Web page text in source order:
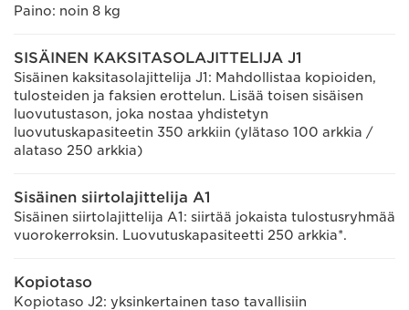
Paino: noin 8 kg
SISÄINEN KAKSITASOLAJITTELIJA J1
Sisäinen kaksitasolajittelija J1: Mahdollistaa kopioiden,
tulosteiden ja faksien erottelun. Lisää toisen sisäisen
luovutustason, joka nostaa yhdistetyn
luovutuskapasiteetin 350 arkkiin (ylätaso 100 arkkia /
alataso 250 arkkia)
Sisäinen siirtolajittelija A1
Sisäinen siirtolajittelija A1: siirtää jokaista tulostusryhmää
vuorokerroksin. Luovutuskapasiteetti 250 arkkia*.
Kopiotaso
Kopiotaso J2: yksinkertainen taso tavallisiin